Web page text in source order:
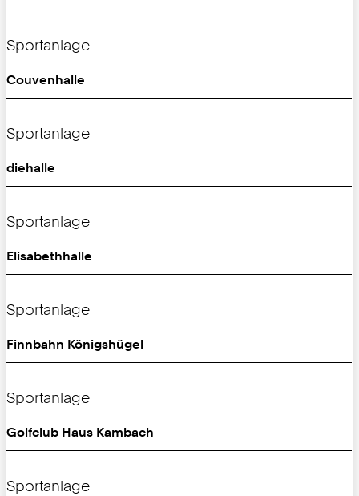
Sportanlage
Couvenhalle
Sportanlage
diehalle
Sportanlage
Elisabethhalle
Sportanlage
Finnbahn Königshügel
Sportanlage
Golfclub Haus Kambach
Sportanlage